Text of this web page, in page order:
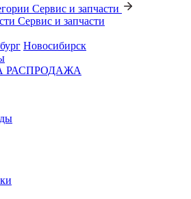
Сервис и запчасти
Сервис и запчасти
Новосибирск
РАСПРОДАЖА